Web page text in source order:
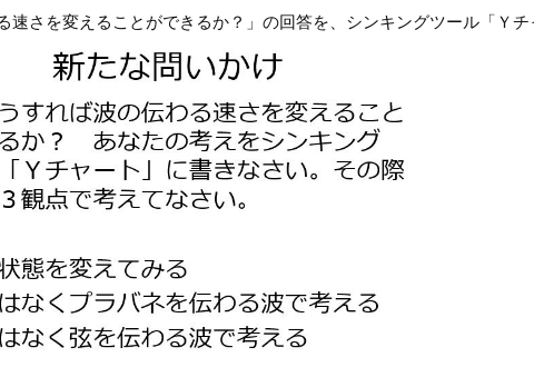
速さを変えることができるか？」の回答を、シンキングツール「Ｙ